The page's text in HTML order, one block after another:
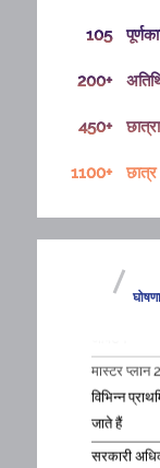
105
200+
450+
1100+ छात्र
शहरी
आधार पर
MoHUA
ट्रांसपोर्ट
विभिन्न
जाते हैं
सरकारी
जाने वाला